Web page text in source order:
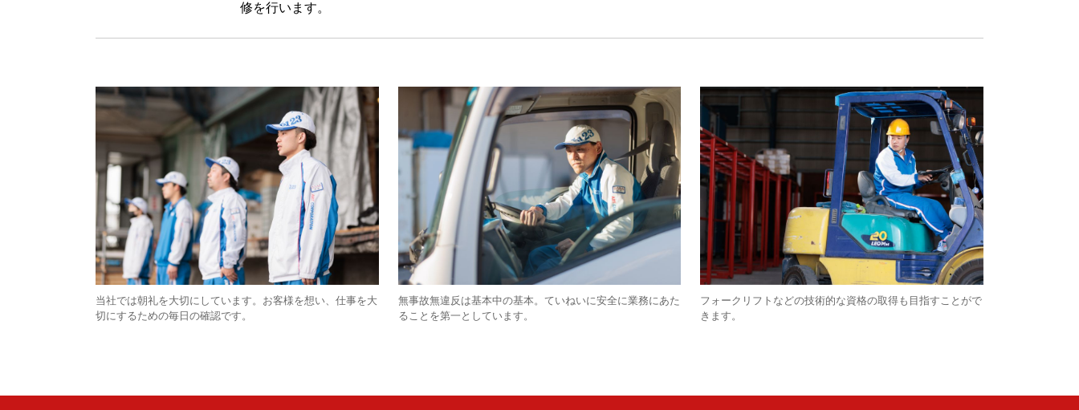
修を行います。
当社では朝礼を大切にしています。お客様を想い、仕事を大
切にするための毎日の確認です。
無事故無違反は基本中の基本。ていねいに安全に業務にあた
ることを第一としています。
フォークリフトなどの技術的な資格の取得も目指すことがで
きます。